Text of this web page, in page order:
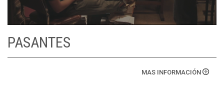
PASANTES
MAS INFORMACIÓN